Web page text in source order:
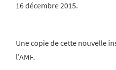
16 décembre 2015.
Une copie de cette nouvelle
l'AMF.